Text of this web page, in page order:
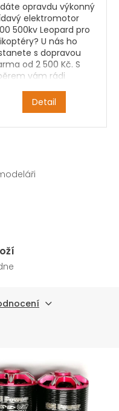
Detail
opravdu výkonný
elektromotor
500kv Leopard pro
U nás ho
s dopravou
od 2 500 Kč. S
vám rádi